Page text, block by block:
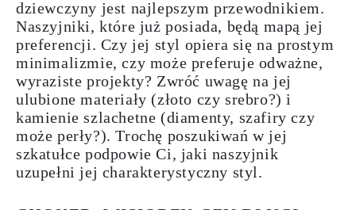
dziewczyny jest najlepszym przewodnikiem.
Naszyjniki, które już posiada, będą mapą jej
preferencji. Czy jej styl opiera się na prostym
minimalizmie, czy może preferuje odważne,
wyraziste projekty? Zwróć uwagę na jej
ulubione materiały (złoto czy srebro?) i
kamienie szlachetne (diamenty, szafiry czy
może perły?). Trochę poszukiwań w jej
szkatułce podpowie Ci, jaki naszyjnik
uzupełni jej charakterystyczny styl.